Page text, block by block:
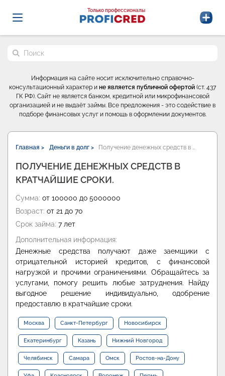
Probrokery - Только профессионалы
Только профессионалы
Поиск по сайту
Информация на сайте носит исключительно справочно-
консультационный характер и не является публичной офертой (ст. 437
ГК РФ). Сайт не является банком, кредитной или микрофинансовой
организацией и не выдаёт займы. Все предложения - это содействие в
подборе финансовых услуг и помощь в оформлении документов.
Главная > Деньги в долг > Получение денежных средств в …
ПОЛУЧЕНИЕ ДЕНЕЖНЫХ СРЕДСТВ В
КРАТЧАЙШИЕ СРОКИ.
Сумма: от 100000 до 5000000
Возраст: от 21 до 70
Срок займа: 7 лет
Дополнительная информация:
Денежные средства получают даже заемщики с
отрицательной историей кредитов, с финансовой
нагрузкой и прочими ограничениями. Обращайтесь за
услугами, помогу решить любые затруднения. Найду
выгодное решение индивидуально, одобрение
предоставлю в кратчайшие сроки.
Москва Санкт-Петербург Новосибирск
Екатеринбург Казань Нижний Новгород
Челябинск Самара Омск Ростов-на-Дону